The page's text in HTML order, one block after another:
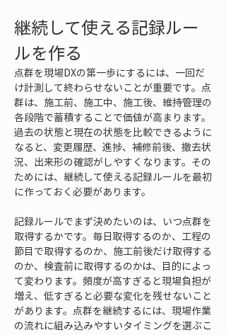
継続して使える記録ルー
ルを作る
点群を現場DXの第一歩にするには、一回だ
け計測して終わらせないことが重要です。点
群は、施工前、施工中、施工後、維持管理の
各段階で蓄積することで価値が高まります。
過去の状態と現在の状態を比較できるように
なると、変更履歴、進捗、補修前後、撤去状
況、出来形の確認がしやすくなります。その
ためには、継続して使える記録ルールを最初
に作っておく必要があります。
記録ルールでまず決めたいのは、いつ点群を
取得するかです。毎日取得するのか、工程の
節目で取得するのか、施工前後だけ取得する
のか、検査前に取得するのかは、目的によっ
て変わります。頻度が高すぎると現場負担が
増え、低すぎると必要な変化を残せないこと
があります。点群を継続するには、現場作業
の流れに組み込みやすいタイミングを選ぶこ